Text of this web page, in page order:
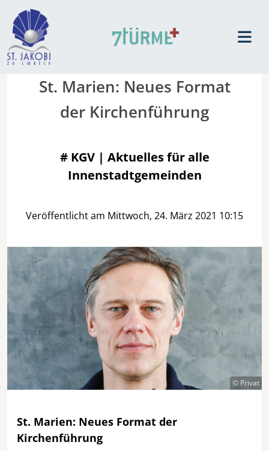
St. Marien: Neues Format
der Kirchenführung
# KGV | Aktuelles für alle
Innenstadtgemeinden
Veröffentlicht am Mittwoch, 24. März 2021 10:15
© Privat
St. Marien: Neues Format der
Kirchenführung